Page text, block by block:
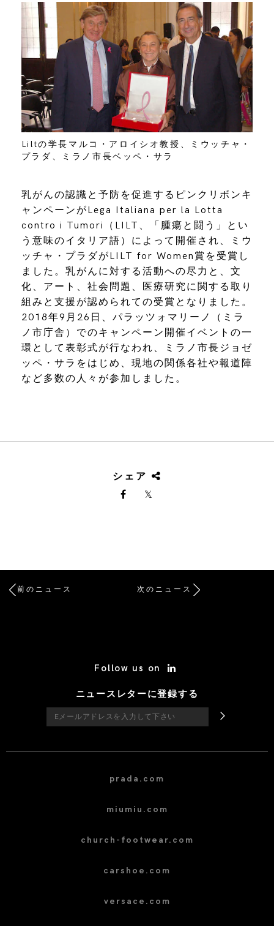
Liltの学長マルコ・アロイシオ教授、ミウッチャ・
プラダ、ミラノ市長ベッペ・サラ
乳がんの認識と予防を促進するピンクリボンキ
ャンペーンがLega Italiana per la Lotta
contro i Tumori（LILT、「腫瘍と闘う」とい
う意味のイタリア語）によって開催され、ミウ
ッチャ・プラダがLILT for Women賞を受賞し
ました。乳がんに対する活動への尽力と、文
化、アート、社会問題、医療研究に関する取り
組みと支援が認められての受賞となりました。
2018年9月26日、パラッツォマリーノ（ミラ
ノ市庁舎）でのキャンペーン開催イベントの一
環として表彰式が行なわれ、ミラノ市長ジョゼ
ッペ・サラをはじめ、現地の関係各社や報道陣
など多数の人々が参加しました。
シェア
前のニュース 次のニュース
Follow us on
ニュースレターに登録する
prada.com
miumiu.com
church-footwear.com
carshoe.com
versace.com